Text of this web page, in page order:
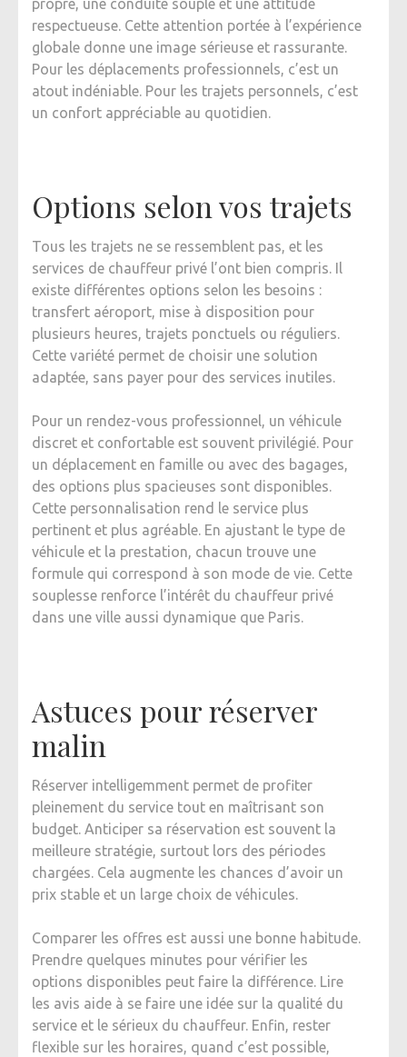
respectueuse. Cette attention portée à l’expérience
globale donne une image sérieuse et rassurante.
Pour les déplacements professionnels, c’est un
atout indéniable. Pour les trajets personnels, c’est
un confort appréciable au quotidien.
Options selon vos trajets
Tous les trajets ne se ressemblent pas, et les
services de chauffeur privé l’ont bien compris. Il
existe différentes options selon les besoins :
transfert aéroport, mise à disposition pour
plusieurs heures, trajets ponctuels ou réguliers.
Cette variété permet de choisir une solution
adaptée, sans payer pour des services inutiles.
Pour un rendez-vous professionnel, un véhicule
discret et confortable est souvent privilégié. Pour
un déplacement en famille ou avec des bagages,
des options plus spacieuses sont disponibles.
Cette personnalisation rend le service plus
pertinent et plus agréable. En ajustant le type de
véhicule et la prestation, chacun trouve une
formule qui correspond à son mode de vie. Cette
souplesse renforce l’intérêt du chauffeur privé
dans une ville aussi dynamique que Paris.
Astuces pour réserver
malin
Réserver intelligemment permet de profiter
pleinement du service tout en maîtrisant son
budget. Anticiper sa réservation est souvent la
meilleure stratégie, surtout lors des périodes
chargées. Cela augmente les chances d’avoir un
prix stable et un large choix de véhicules.
Comparer les offres est aussi une bonne habitude.
Prendre quelques minutes pour vérifier les
options disponibles peut faire la différence. Lire
les avis aide à se faire une idée sur la qualité du
service et le sérieux du chauffeur. Enfin, rester
flexible sur les horaires, quand c’est possible,